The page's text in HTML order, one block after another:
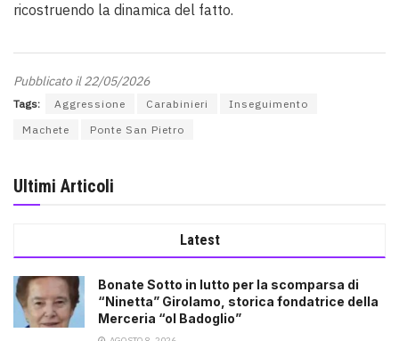
ricostruendo la dinamica del fatto.
Pubblicato il 22/05/2026
Tags: Aggressione Carabinieri
Inseguimento
Machete
Ponte San Pietro
Ultimi Articoli
Latest
Bonate Sotto in lutto per la scomparsa di
“Ninetta” Girolamo, storica fondatrice della
Merceria “ol Badoglio”